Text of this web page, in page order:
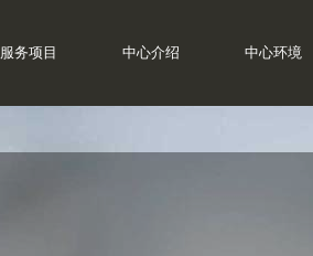
服务项目 中心介绍 中心环境